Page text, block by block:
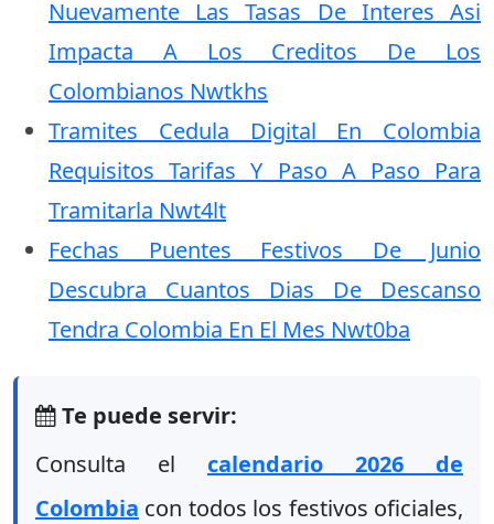
Nuevamente Las Tasas De Interes Asi
Impacta A Los Creditos De Los
Colombianos Nwtkhs
Tramites Cedula Digital En Colombia
Requisitos Tarifas Y Paso A Paso Para
Tramitarla Nwt4lt
Fechas Puentes Festivos De Junio
Descubra Cuantos Dias De Descanso
Tendra Colombia En El Mes Nwt0ba
Te puede servir:
Consulta el calendario 2026 de
Colombia con todos los festivos oficiales,